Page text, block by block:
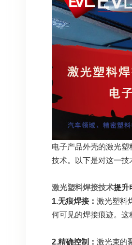
电子产品外壳的激光
技术。以下是对这一技
激光塑料焊接技术提升
1.无痕焊接： 激光塑料
何可见的焊接痕迹。这
2.精确控制： 激光束的